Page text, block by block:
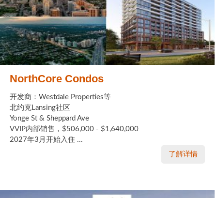
NorthCore Condos
开发商：Westdale Properties等
北约克Lansing社区
Yonge St & Sheppard Ave
VVIP内部销售，$506,000 - $1,640,000
2027年3月开始入住 ...
了解详情